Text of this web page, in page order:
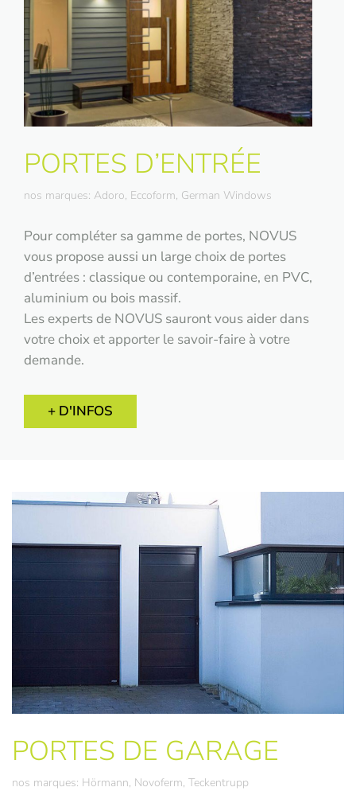
PORTES D’ENTRÉE
nos marques: Adoro, Eccoform, German Windows
Pour compléter sa gamme de portes, NOVUS
vous propose aussi un large choix de portes
d’entrées : classique ou contemporaine, en PVC,
aluminium ou bois massif.
Les experts de NOVUS sauront vous aider dans
votre choix et apporter le savoir-faire à votre
demande.
+ D'INFOS
PORTES DE GARAGE
nos marques: Hörmann, Novoferm, Teckentrupp